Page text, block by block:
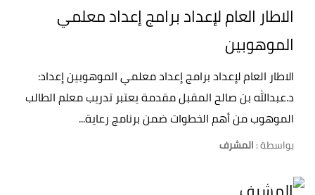
الاطار العام لإعداد برامج إعداد معلمي
الموهوبين
الاطار العام لإعداد برامج إعداد معلمي الموهوبين إعداد:
د.عبدالله بن صالح المقبل مقدمة يعتبر تدريب معلم الطالب
الموهوب من أهم الخطوات ضمن برنامج رعاية...
بواسطة :المشرف